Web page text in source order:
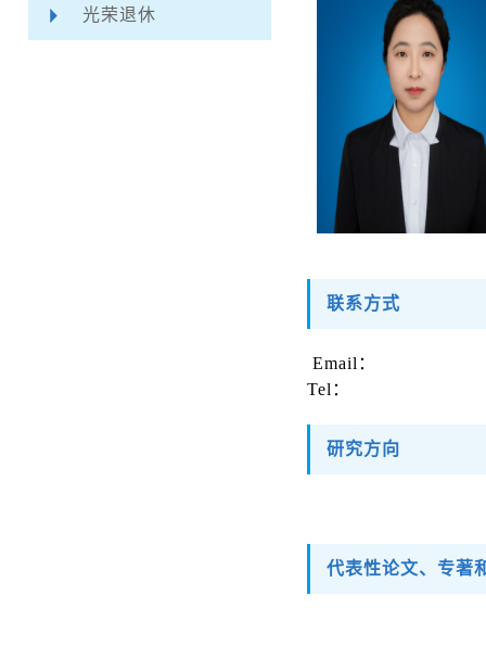
光荣退休
联系方式
Email：
Tel：
研究方向
代表性论文、专著